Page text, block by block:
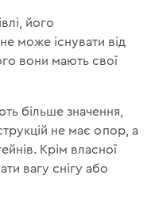
його
може існувати від
вони мають свої
більше значення,
не має опор, а
Крім власної
вагу снігу або